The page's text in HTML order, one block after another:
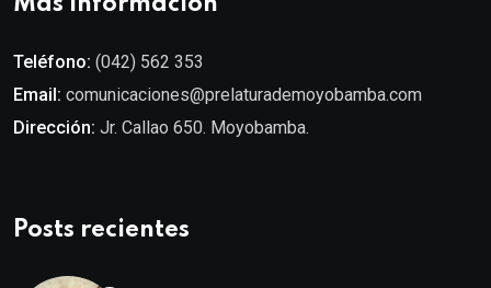
Teléfono: (042) 562 353
Email: comunicaciones@prelaturademoyobamba.com
Dirección: Jr. Callao 650. Moyobamba.
Posts recientes